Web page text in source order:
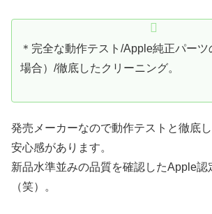
＊完全な動作テスト/Apple純正パー
場合）/徹底したクリーニング。
発売メーカーなので動作テストと徹底
安心感があります。
新品水準並みの品質を確認したApple認
（笑）。